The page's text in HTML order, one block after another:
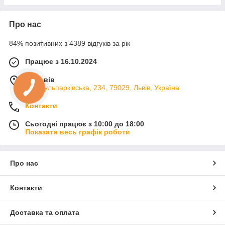
Про нас
84% позитивних з 4389 відгуків за рік
Працює з 16.10.2024
м. Львів
вул. Кульпарківська, 234, 79029, Львів, Україна
Контакти
Сьогодні працює з 10:00 до 18:00
Показати весь графік роботи
Про нас
Контакти
Доставка та оплата